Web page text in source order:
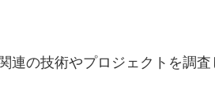
連の技術やプロジェクトを調査